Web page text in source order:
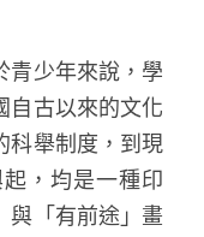
青少年來說，學
自古以來的文化
科舉制度，到現
，均是一種印
與「有前途」畫